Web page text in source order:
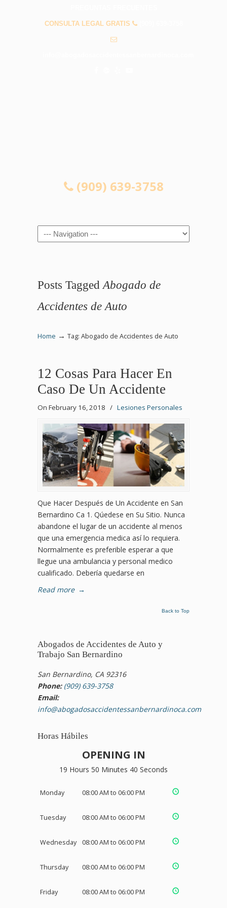
CONSULTA LEGAL GRATIS
(909) 639-3758
Navigation
Posts Tagged Abogado de
Accidentes de Auto
Home → Tag: Abogado de Accidentes de Auto
12 Cosas Para Hacer En
Caso De Un Accidente
On February 16, 2018 / Lesiones Personales
Que Hacer Después de Un Accidente en San
Bernardino Ca 1. Qúedese en Su Sitio. Nunca
abandone el lugar de un accidente al menos
que una emergencia medica así lo requiera.
Normalmente es preferible esperar a que
llegue una ambulancia y personal medico
cualificado. Debería quedarse en
Read more →
Back to Top
Abogados de Accidentes de Auto y
Trabajo San Bernardino
San Bernardino, CA 92316
Phone: (909) 639-3758
Email:
info@abogadosaccidentessanbernardinoca.com
Horas Hábiles
OPENING IN
19 Hours 50 Minutes 40 Seconds
Monday 08:00 AM to 06:00 PM
Tuesday 08:00 AM to 06:00 PM
Wednesday 08:00 AM to 06:00 PM
Thursday 08:00 AM to 06:00 PM
Friday 08:00 AM to 06:00 PM